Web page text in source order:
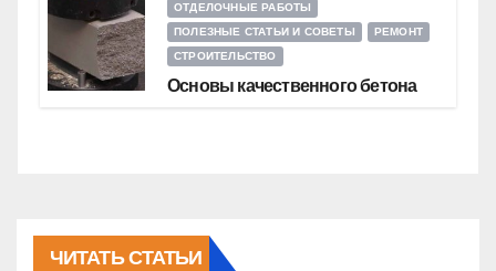
ОТДЕЛОЧНЫЕ РАБОТЫ
ПОЛЕЗНЫЕ СТАТЬИ И СОВЕТЫ
РЕМОНТ
СТРОИТЕЛЬСТВО
Основы качественного бетона
ЧИТАТЬ СТАТЬИ